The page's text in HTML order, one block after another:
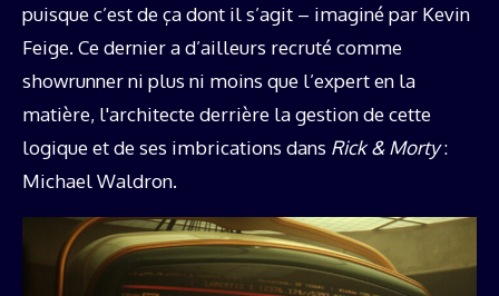
puisque c’est de ça dont il s’agit – imaginé par Kevin
Feige. Ce dernier a d’ailleurs recruté comme
showrunner ni plus ni moins que l’expert en la
matière, l'architecte derrière la gestion de cette
logique et de ses imbrications dans Rick & Morty:
Michael Waldron.